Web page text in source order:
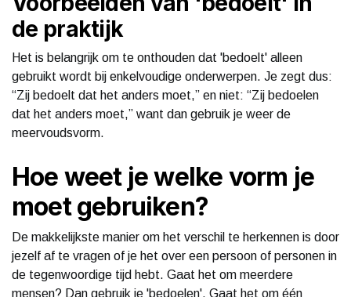
de praktijk
Het is belangrijk om te onthouden dat 'bedoelt' alleen
gebruikt wordt bij enkelvoudige onderwerpen. Je zegt dus:
“Zij bedoelt dat het anders moet,” en niet: “Zij bedoelen
dat het anders moet,” want dan gebruik je weer de
meervoudsvorm.
Hoe weet je welke vorm je
moet gebruiken?
De makkelijkste manier om het verschil te herkennen is door
jezelf af te vragen of je het over een persoon of personen in
de tegenwoordige tijd hebt. Gaat het om meerdere
mensen? Dan gebruik je 'bedoelen'. Gaat het om één